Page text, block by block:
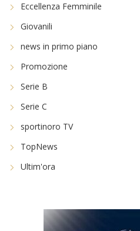
Eccellenza Femminile
Giovanili
news in primo piano
Promozione
Serie B
Serie C
sportinoro TV
TopNews
Ultim'ora